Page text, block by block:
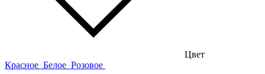
Цвет
Красное Белое Розовое